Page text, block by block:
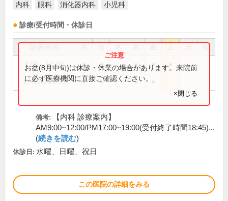
内科 眼科 消化器内科 小児科
診療/受付時間・休診日
祝
9:00～12:00 ● ● ● ●
17:00～19:00 ● ● ●
お盆(8月中旬)は休診・休業の場合があります。来院前
に必ず医療機関に直接ご確認ください。
×閉じる
備考:
【内科 診療案内】
AM9:00~12:00/PM17:00~19:00(受付終了時間18:45)...
(続きを読む)
休診日: 水曜、日曜、祝日
この医院の詳細をみる